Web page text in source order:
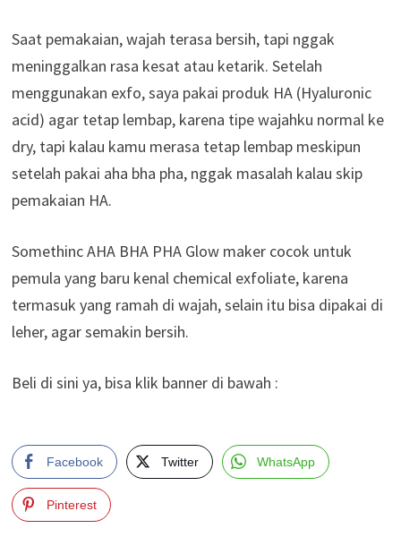
Saat pemakaian, wajah terasa bersih, tapi nggak
meninggalkan rasa kesat atau ketarik. Setelah
menggunakan exfo, saya pakai produk HA (Hyaluronic
acid) agar tetap lembap, karena tipe wajahku normal ke
dry, tapi kalau kamu merasa tetap lembap meskipun
setelah pakai aha bha pha, nggak masalah kalau skip
pemakaian HA.
Somethinc AHA BHA PHA Glow maker cocok untuk
pemula yang baru kenal chemical exfoliate, karena
termasuk yang ramah di wajah, selain itu bisa dipakai di
leher, agar semakin bersih.
Beli di sini ya, bisa klik banner di bawah :
Facebook Twitter WhatsApp
Pinterest